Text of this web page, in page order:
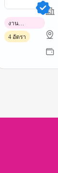
งาน
พาร์ทไทม์
4 อัตรา